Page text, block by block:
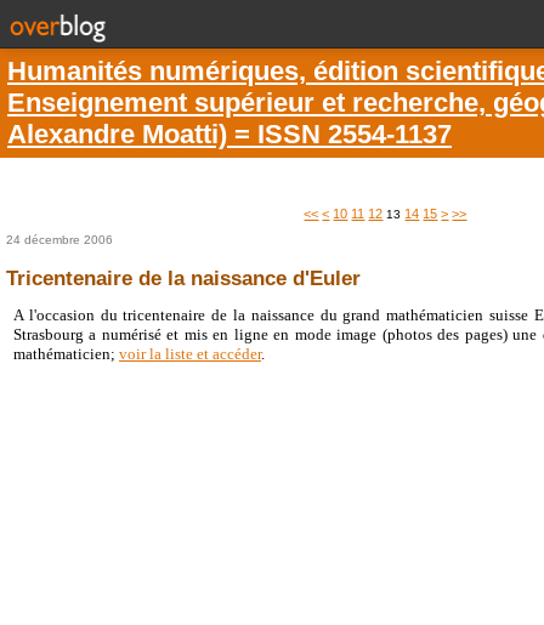
Humanités numériques, édition
Enseignement supérieur et recherche,
Alexandre Moatti) = ISSN 2554-1137
<< < 10 11 12 13 14 15 > >>
24 décembre 2006
Tricentenaire de la naissance d'Euler
A l'occasion du tricentenaire de la naissance du grand mathématicien suisse
Strasbourg a numérisé et mis en ligne en mode image (photos des pages)
mathématicien; voir la liste et accéder.